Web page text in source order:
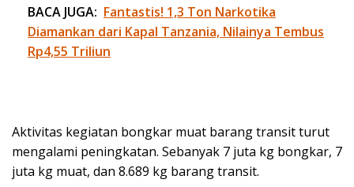
BACA JUGA: Fantastis! 1,3 Ton Narkotika
Diamankan dari Kapal Tanzania, Nilainya Tembus
Rp4,55 Triliun
Aktivitas kegiatan bongkar muat barang transit turut
mengalami peningkatan. Sebanyak 7 juta kg bongkar, 7
juta kg muat, dan 8.689 kg barang transit.